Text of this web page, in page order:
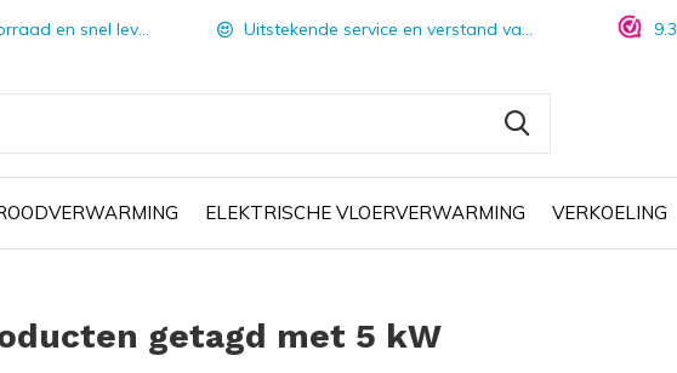
ELEKTRISCHE VLOERVERWARMING VERKOELING
en snel leverbaar Uitstekende service en verstand van zaken 9.3
getagd met 5 kW